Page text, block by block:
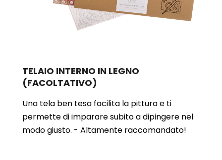
TELAIO INTERNO IN LEGNO
(FACOLTATIVO)
Una tela ben tesa facilita la pittura e ti
permette di imparare subito a dipingere nel
modo giusto. - Altamente raccomandato!